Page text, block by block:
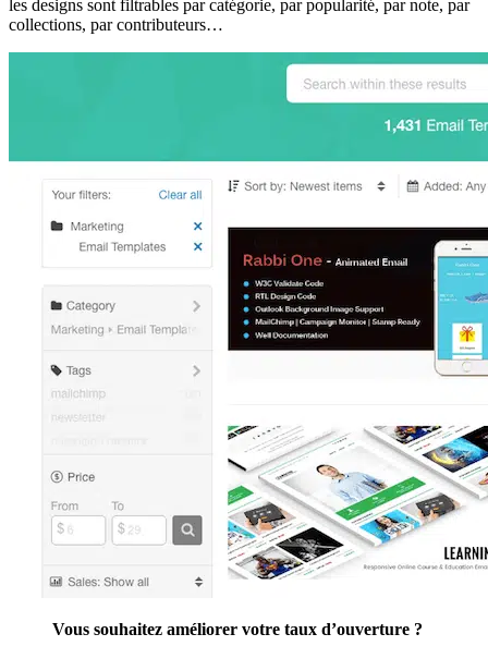
les designs sont filtrables par catégorie, par popularité, par note, par
collections, par contributeurs…
Vous souhaitez améliorer votre taux d’ouverture ?